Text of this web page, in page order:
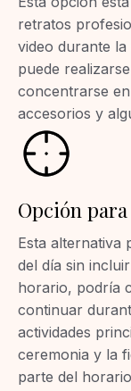
retratos
video durante
puede
concentrarse
accesorios y
Opción
Esta alternativa
del día sin
horario, podría
continuar
actividades
ceremonia y la
parte del